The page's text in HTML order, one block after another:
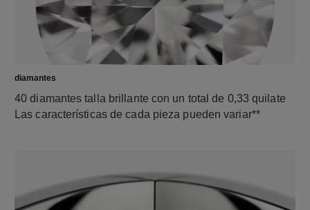
diamantes
40 diamantes talla brillante con un total de 0,33 quilate
Las características de cada pieza pueden variar**